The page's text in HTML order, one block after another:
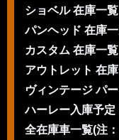
ショベル 在庫一覧
パンヘッド 在庫
カスタム 在庫一覧
アウトレット 在
ヴィンテージ パ
ハーレー入庫予定
全在庫車一覧(注